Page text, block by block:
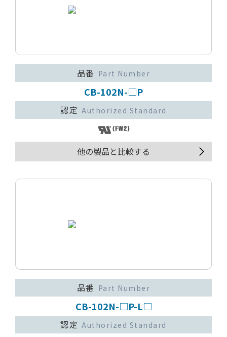
品番 Part Number
CB-102N-□P
認定 Authorized Standard
他の製品と比較する
品番 Part Number
CB-102N-□P-L□
認定 Authorized Standard